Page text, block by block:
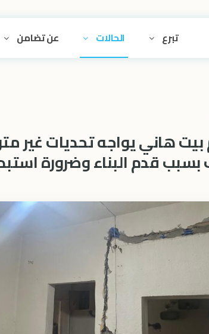
تبرع الحالات عن تضامن
هاني يواجه تحديات غير
بسبب قدم البناء وضرورة